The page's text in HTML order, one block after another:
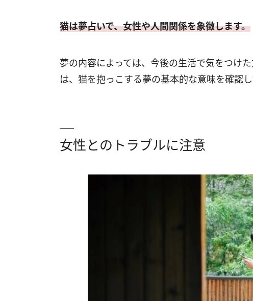
猫は夢占いで、女性や人間関係を象徴します。
夢の内容によっては、今後の生活で気をつけ
は、猫を抱っこする夢の基本的な意味を確認し
女性とのトラブルに注意